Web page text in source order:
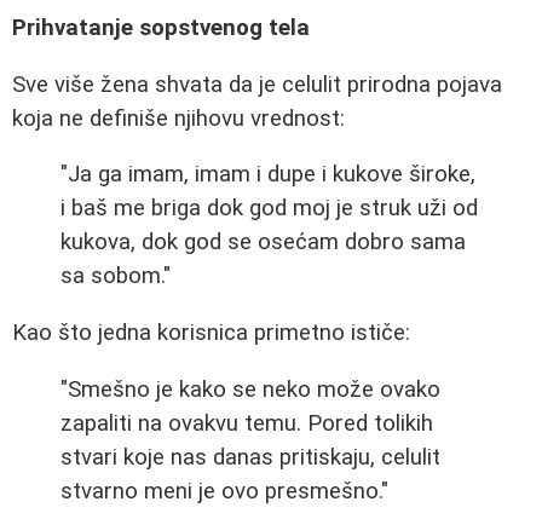
Prihvatanje sopstvenog tela
Sve više žena shvata da je celulit prirodna pojava
koja ne definiše njihovu vrednost:
"Ja ga imam, imam i dupe i kukove široke,
i baš me briga dok god moj je struk uži od
kukova, dok god se osećam dobro sama
sa sobom."
Kao što jedna korisnica primetno ističe:
"Smešno je kako se neko može ovako
zapaliti na ovakvu temu. Pored tolikih
stvari koje nas danas pritiskaju, celulit
stvarno meni je ovo presmešno."